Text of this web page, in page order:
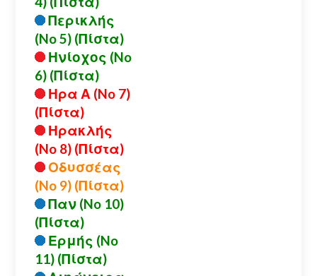
Περικλής
(No 5) (Πίστα)
Ηνίοχος (No
6) (Πίστα)
Ηρα Α (No 7)
(Πίστα)
Ηρακλής
(No 8) (Πίστα)
Οδυσσέας
(No 9) (Πίστα)
Παν (No 10)
(Πίστα)
Ερμής (No
11) (Πίστα)